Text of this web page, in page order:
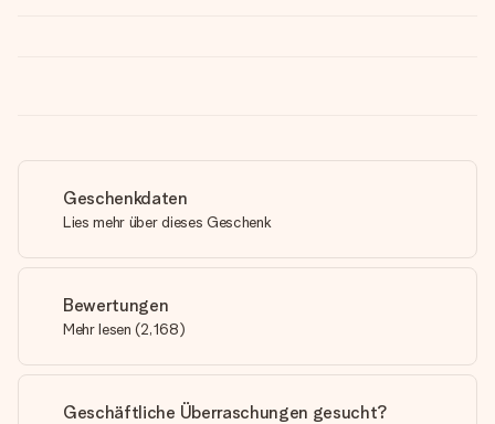
Geschenkdaten
Lies mehr über dieses Geschenk
Bewertungen
Mehr lesen (2,168)
Geschäftliche Überraschungen gesucht?